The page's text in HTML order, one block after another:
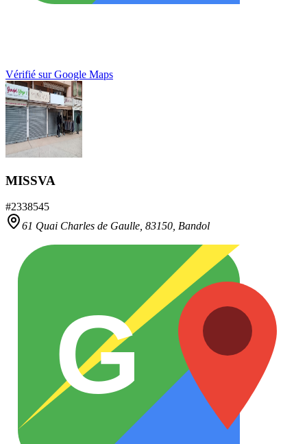
Vérifié sur Google Maps
MISSVA
#2338545
61 Quai Charles de Gaulle, 83150 Bandol
G